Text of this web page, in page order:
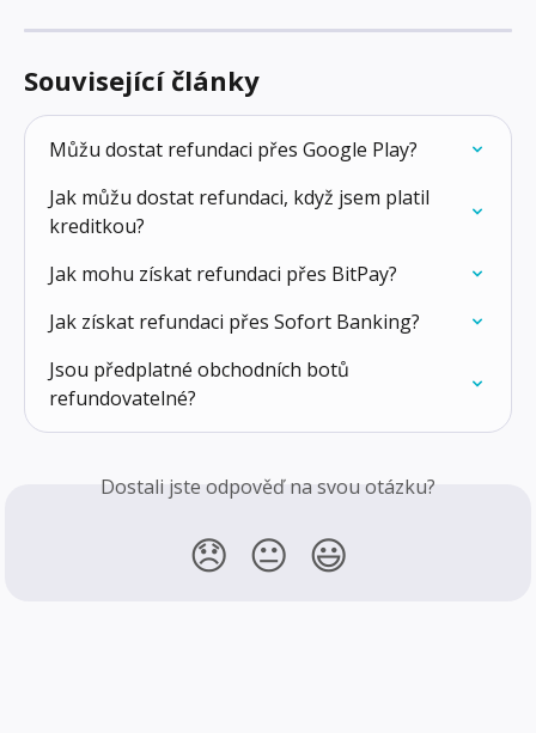
Související články
Můžu dostat refundaci přes Google Play?
Jak můžu dostat refundaci, když jsem platil
kreditkou?
Jak mohu získat refundaci přes BitPay?
Jak získat refundaci přes Sofort Banking?
Jsou předplatné obchodních botů
refundovatelné?
Dostali jste odpověď na svou otázku?
😞 😐 😃